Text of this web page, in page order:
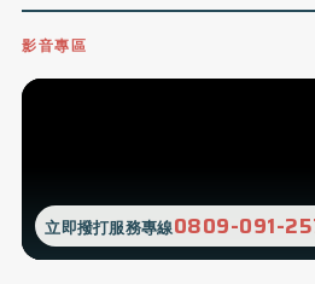
影音專區
立即撥打服務專線0809-091-